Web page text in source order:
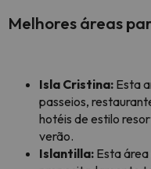
Melhores áreas
Isla Cristina: Esta
passeios,
hotéis de estilo
verão.
Islantilla: Esta